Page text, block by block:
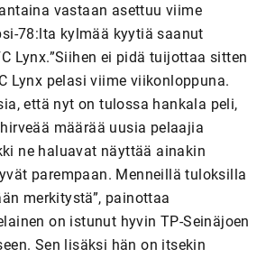
vastaan asettuu viime
78:lta kylmää kyytiä saanut
Lynx.”Siihen ei pidä tuijottaa sitten
Lynx pelasi viime viikonloppuna.
että nyt on tulossa hankala peli,
määrää uusia pelaajia
ne haluavat näyttää ainakin
parempaan. Menneillä tuloksilla
merkitystä”, painottaa
on istunut hyvin TP-Seinäjoen
Sen lisäksi hän on itsekin